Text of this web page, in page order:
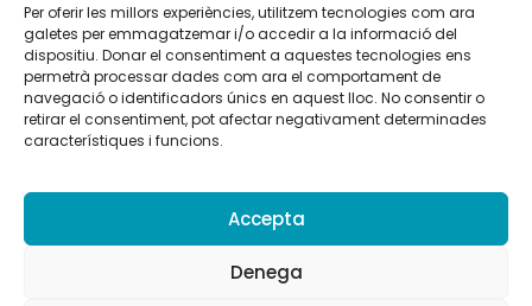
Per oferir les millors experiències, utilitzem tecnologies com ara
galetes per emmagatzemar i/o accedir a la informació del
dispositiu. Donar el consentiment a aquestes tecnologies ens
permetrà processar dades com ara el comportament de
navegació o identificadors únics en aquest lloc. No consentir o
retirar el consentiment, pot afectar negativament determinades
característiques i funcions.
Accepta
Denega
Amb el suport de: